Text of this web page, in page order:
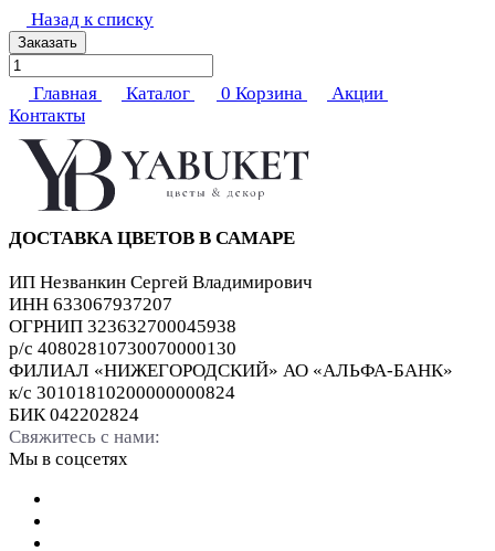
Назад к списку
Заказать
Главная Каталог 0 Корзина
Акции
Контакты
ДОСТАВКА ЦВЕТОВ В САМАРЕ
ИП Незванкин Сергей Владимирович
ИНН 633067937207
ОГРНИП 323632700045938
р/с 40802810730070000130
ФИЛИАЛ «НИЖЕГОРОДСКИЙ» АО «АЛЬФА-БАНК»
к/с 30101810200000000824
БИК 042202824
Свяжитесь с нами:
Мы в соцсетях